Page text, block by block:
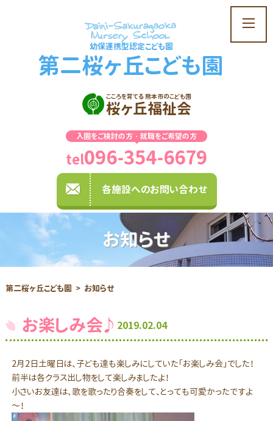
t
o
o
n
幼保連携型認定こども園
第二桜ヶ丘こども園
こころを育てる 熊本市のこども園
桜ヶ丘福祉会
入園をご検討の方・就職をご希望の方
tel096-354-6679
各施設へのお問い合わせ
お知らせ
第二桜ヶ丘こども園 お知らせ
お楽しみ会♪ 2019.02.04
2月2日土曜日は、子ども達も楽しみにしていた「お楽しみ会」でした！
前半は各クラス出し物をして楽しみましたよ！
小さいお友達は、歌を歌ったり合奏をして、とっても可愛かったですよ
～！